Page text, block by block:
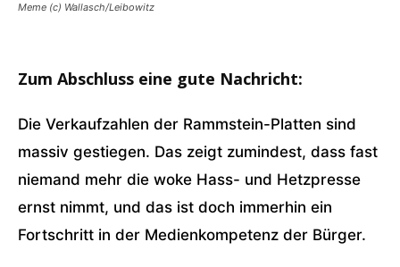
Meme (c) Wallasch/Leibowitz
Zum Abschluss eine gute Nachricht:
Die Verkaufzahlen der Rammstein-Platten sind
massiv gestiegen. Das zeigt zumindest, dass fast
niemand mehr die woke Hass- und Hetzpresse
ernst nimmt, und das ist doch immerhin ein
Fortschritt in der Medienkompetenz der Bürger.